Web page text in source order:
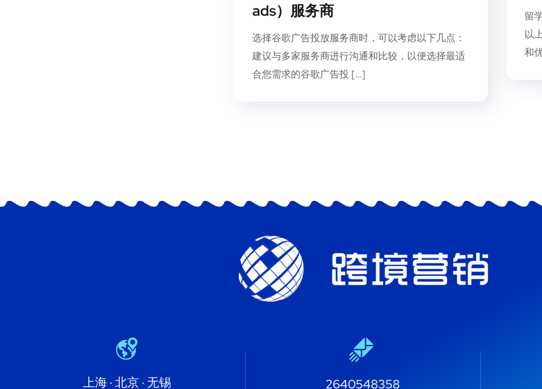
ads）服务商
选择谷歌广告投放服务商时，可以考虑以下几点：
建议与多家服务商进行沟通和比较，以便选择最适
合您需求的谷歌广告投 […]
留
以
和
上海 · 北京 · 无锡 2640548358